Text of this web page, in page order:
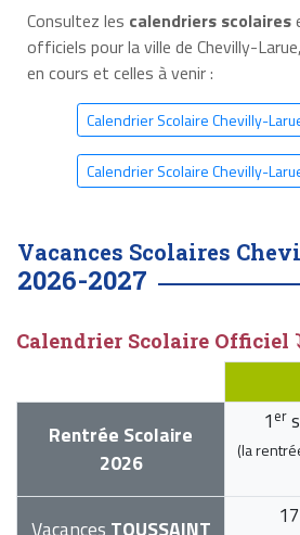
Consultez les calendriers scolaires
officiels pour la ville de Chevilly-
en cours et celles à venir :
Calendrier Scolaire Chevilly-
Calendrier Scolaire Chevilly-
Vacances Scolaires
2026-2027
Calendrier Scolaire Officiel
Rentrée Scolaire
2026
1 er
(la